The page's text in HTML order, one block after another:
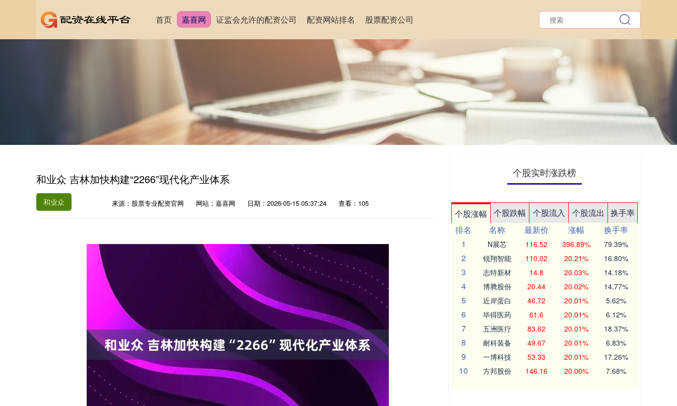
首页 嘉喜网 证监会允许的配资公司 配资网站排名 股票配资公司
和业众 吉林加快构建“2266”现代化产业体系
和业众 来源：股票专业配资官网 网站：嘉喜网 日期：2026-05-15 05:37:24 查看：105
个股实时涨跌榜
个股涨幅 个股跌幅 个股流入 个股流出
换手率
排名
名称 最新价 涨幅
换手率
1
N展芯 116.52 396.89% 79.39%
2 锐翔智能 110.02 20.21% 16.80%
3 志特新材 14.8 20.03% 14.18%
4 博腾股份 20.44 20.02% 14.77%
5 近岸蛋白 46.72 20.01% 5.62%
6 毕得医药 61.6 20.01% 6.12%
7 五洲医疗 83.62 20.01% 18.37%
8 耐科装备 49.67 20.01% 6.83%
9 一博科技 53.33 20.01% 17.26%
10 方邦股份 146.16 20.00% 7.68%